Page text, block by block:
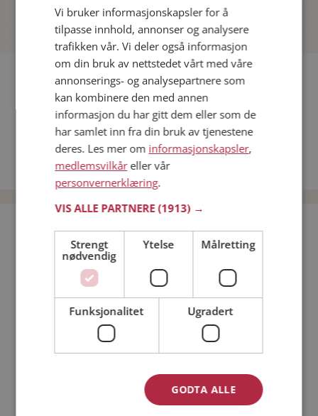
Fler single
Flere singlekvinner fra Lillestrøm :Anne,Kari Mette,
Menn fra Lillestrøm
Date kvinner i Norge
Date menn i Norge
Bli medlem gratis!
Jeg er en: Mann Kvinne
Min alder:
Vi bruker informasjonskapsler for å
tilpasse innhold, annonser og analysere
trafikken vår. Vi deler også informasjon
om din bruk av nettstedet vårt med våre
annonserings- og analysepartnere som
kan kombinere den med annen
informasjon du har gitt dem eller som de
har samlet inn fra din bruk av tjenestene
deres. Les mer om informasjonskapsler,
medlemsvilkåreller vår
personvernerklæring.
VIS ALLE PARTNERE(1913) →
Strengt
nødvendig
Ytelse Målretting
Funksjonalitet Ugradert
GODTA ALLE